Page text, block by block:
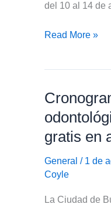
del 10 al 14 de
Atención
gratis
10
al
14
de
Read More »
gratis en
General / 1 de
Coyle
La Ciudad de